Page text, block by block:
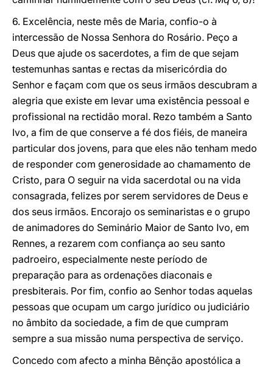
6. Excelência, neste mês de Maria, confio-o à
intercessão de Nossa Senhora do Rosário. Peço a
Deus que ajude os sacerdotes, a fim de que sejam
testemunhas santas e rectas da misericórdia do
Senhor e façam com que os seus irmãos descubram a
alegria que existe em levar uma existência pessoal e
profissional na rectidão moral. Rezo também a Santo
Ivo, a fim de que conserve a fé dos fiéis, de maneira
particular dos jovens, para que eles não tenham medo
de responder com generosidade ao chamamento de
Cristo, para O seguir na vida sacerdotal ou na vida
consagrada, felizes por serem servidores de Deus e
dos seus irmãos. Encorajo os seminaristas e o grupo
de animadores do Seminário Maior de Santo Ivo, em
Rennes, a rezarem com confiança ao seu santo
padroeiro, especialmente neste período de
preparação para as ordenações diaconais e
presbiterais. Por fim, confio ao Senhor todas aquelas
pessoas que ocupam um cargo jurídico ou judiciário
no âmbito da sociedade, a fim de que cumpram
sempre a sua missão numa perspectiva de serviço.
Concedo com afecto a minha Bênção apostólica a